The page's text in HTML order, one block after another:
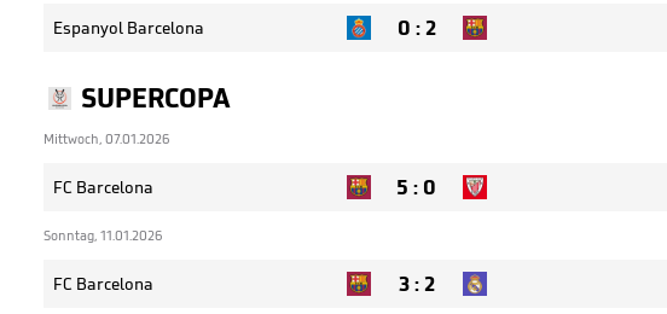
Espanyol Barcelona 0 :2
SUPERCOPA
Mittwoch, 07.01.2026
FC Barcelona 5 : 0
Sonntag, 11.01.2026
FC Barcelona 3:2